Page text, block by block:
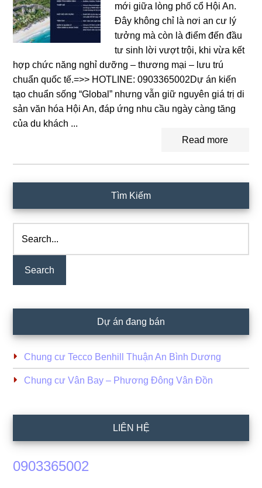
mới giữa lòng phố cổ Hội An.
Đây không chỉ là nơi an cư lý
tưởng mà còn là điểm đến đầu
tư sinh lời vượt trội, khi vừa kết
hợp chức năng nghỉ dưỡng – thương mại – lưu trú
chuẩn quốc tế.=>> HOTLINE: 0903365002Dự án kiến
tạo chuẩn sống “Global” nhưng vẫn giữ nguyên giá trị di
sản văn hóa Hội An, đáp ứng nhu cầu ngày càng tăng
của du khách ...
Read more
Sidebar
Tìm Kiếm
Dự án đang bán
Chung cư Tecco Benhill Thuận An Bình Dương
Chung cư Vân Bay – Phương Đông Vân Đồn
LIÊN HỆ
0903365002